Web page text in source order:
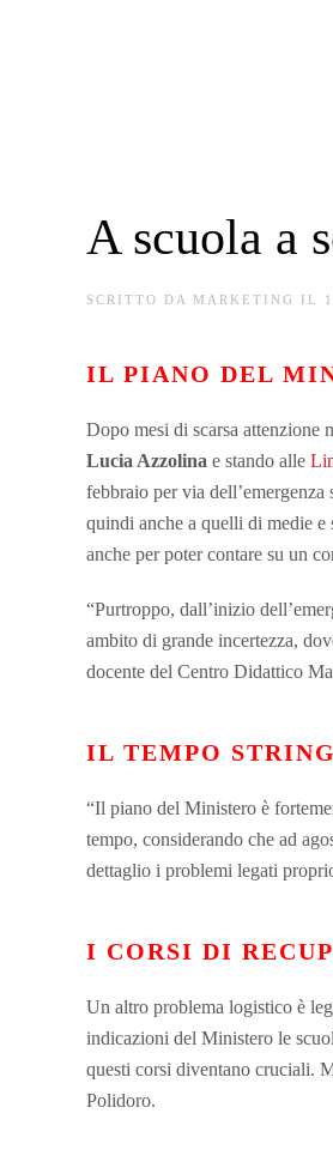
A scuola a
SCRITTO DA MARKETING IL
IL PIANO DEL
Dopo mesi di scarsa attenzione
Lucia Azzolina e stando alle
febbraio per via
quindi anche a quelli di medie e
anche per poter contare su un
“Purtroppo, dall’inizio
ambito di grande incertezza,
docente del Centro Didattico
IL TEMPO
“Il piano del Ministero è
tempo, considerando che ad
dettaglio i problemi legati
I CORSI DI
Un altro problema logistico è
indicazioni del Ministero le
questi corsi diventano cruciali.
Polidoro.